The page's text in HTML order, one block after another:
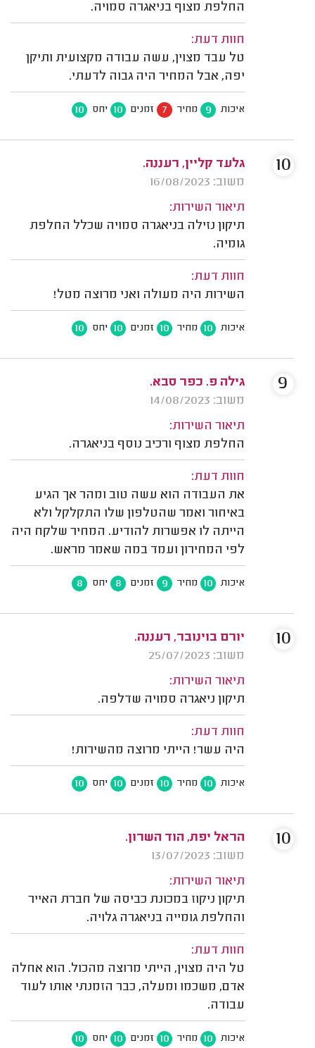
החלפת מצוף בניאגרה סמויה.
חוות דעת:
טל עבד מצוין, עשה עבודה מקצועית ותיקן
יפה, אבל המחיר היה גבוה לדעתי.
איכות 9 מחיר 7 זמנים 10 יחס 10
גלעד קליין, רעננה.
משוב: 16/08/2023
תיאור השירות:
תיקון נזילה בניאגרה סמויה שכלל החלפת
גומיה.
חוות דעת:
השירות היה מעולה ואני מרוצה מטל!
איכות 10 מחיר 10 זמנים 10 יחס 10
10
גילה פ. כפר סבא.
משוב: 14/08/2023
תיאור השירות:
החלפת מצוף ורכיב נוסף בניאגרה.
חוות דעת:
את העבודה הוא עשה טוב ומהר אך הגיע
באיחור ואמר שהטלפון שלו התקלקל ולא
הייתה לו אפשרות להודיע. המחיר שלקח היה
לפי המחירון ועמד במה שאמר מראש.
איכות 10 מחיר 9 זמנים 8 יחס 8
9
יורם בוינובר, רעננה.
משוב: 25/07/2023
תיאור השירות:
תיקון ניאגרה סמויה שדלפה.
חוות דעת:
היה עשר! הייתי מרוצה מהשירות!
איכות 10 מחיר 10 זמנים 10 יחס 10
10
הראל יפת, הוד השרון.
משוב: 13/07/2023
תיאור השירות:
תיקון ניקוז במכונת כביסה של חברת האייר
והחלפת גומייה בניאגרה גלויה.
חוות דעת:
טל היה מצוין, הייתי מרוצה מהכול. הוא אחלה
אדם, משכמו ומעלה, כבר הזמנתי אותו לעוד
עבודה.
איכות 10 מחיר 10 זמנים 10 יחס 10
10